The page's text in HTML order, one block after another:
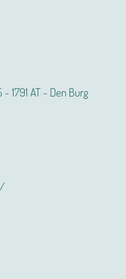
1791 AT - Den Burg